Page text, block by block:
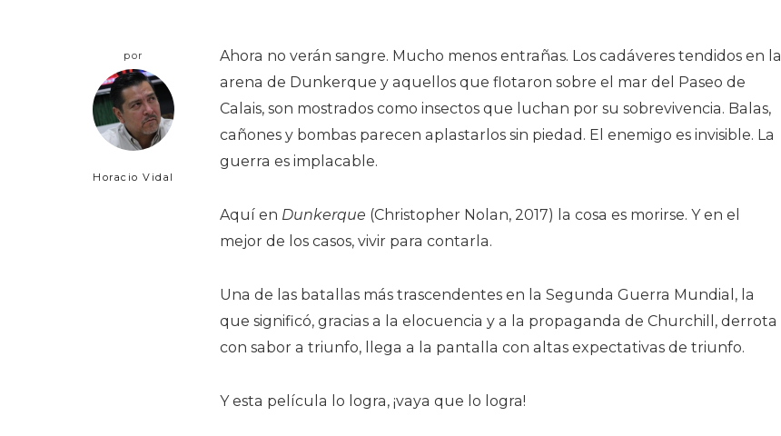
por
Horacio Vidal
Ahora no verán sangre. Mucho menos entrañas. Los cadáveres tendidos en la
arena de Dunkerque y aquellos que flotaron sobre el mar del Paseo de
Calais, son mostrados como insectos que luchan por su sobrevivencia. Balas,
cañones y bombas parecen aplastarlos sin piedad. El enemigo es invisible. La
guerra es implacable.
Aquí en Dunkerque (Christopher Nolan, 2017) la cosa es morirse. Y en el
mejor de los casos, vivir para contarla.
Una de las batallas más trascendentes en la Segunda Guerra Mundial, la
que significó, gracias a la elocuencia y a la propaganda de Churchill, derrota
con sabor a triunfo, llega a la pantalla con altas expectativas de triunfo.
Y esta película lo logra, ¡vaya que lo logra!